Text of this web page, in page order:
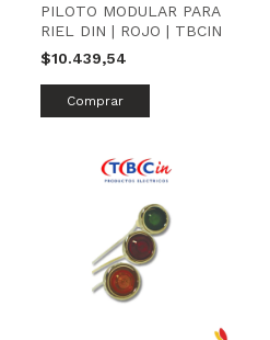
PILOTO MODULAR PARA
RIEL DIN | ROJO | TBCIN
$10.439,54